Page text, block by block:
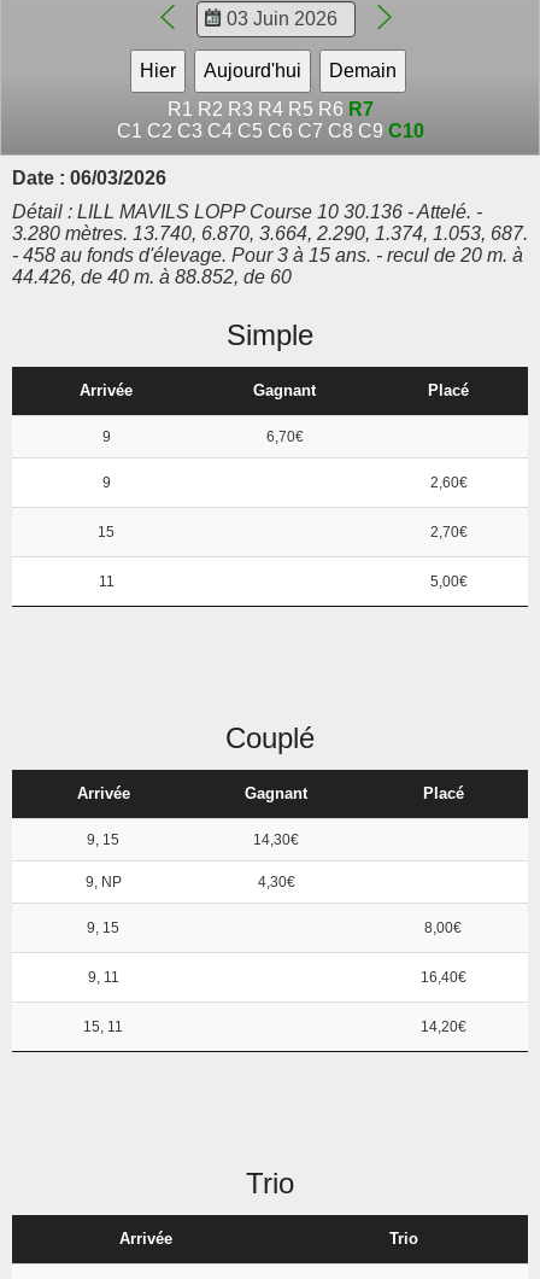
R1 R2 R3 R4 R5 R6 R7
C1 C2 C3 C4 C5 C6 C7 C8 C9 C10
Date : 06/03/2026
Détail : LILL MAVILS LOPP Course 10 30.136 - Attelé. -
3.280 mètres. 13.740, 6.870, 3.664, 2.290, 1.374, 1.053, 687.
- 458 au fonds d'élevage. Pour 3 à 15 ans. - recul de 20 m. à
44.426, de 40 m. à 88.852, de 60
Simple
Arrivée Gagnant Placé
9 6,70€
9 2,60€
15 2,70€
11 5,00€
Couplé
Arrivée Gagnant Placé
9, 15 14,30€
9, NP 4,30€
9, 15 8,00€
9, 11 16,40€
15, 11 14,20€
Trio
Arrivée Trio